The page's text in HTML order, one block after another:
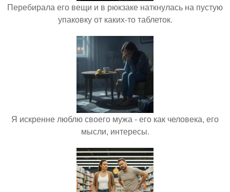
Перебирала его вещи и в рюкзаке наткнулась на пустую
упаковку от каких-то таблеток.
Я искренне люблю своего мужа - его как человека, его
мысли, интересы.